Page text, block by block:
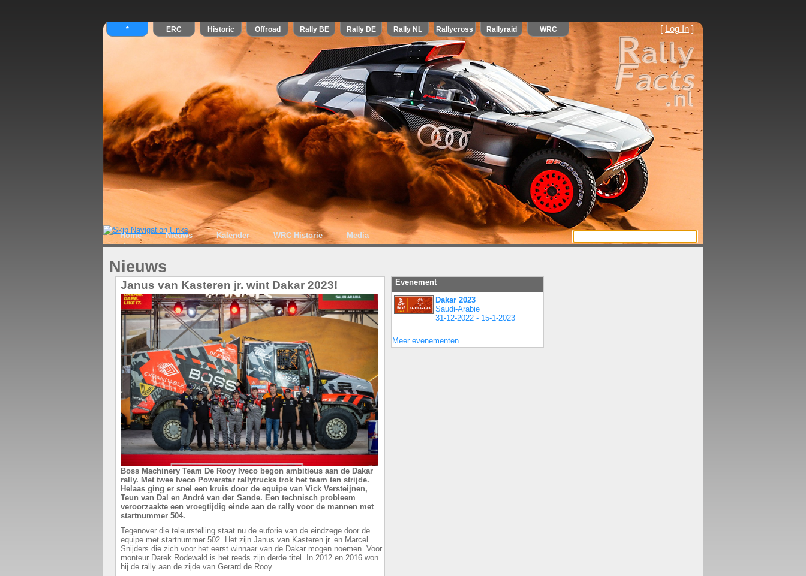
[ Log In ]
Home Nieuws Kalender WRC Historie Media
Nieuws
Janus van Kasteren jr. wint Dakar 2023!
Boss Machinery Team De Rooy Iveco begon ambitieus aan de Dakar
rally. Met twee Iveco Powerstar rallytrucks trok het team ten strijde.
Helaas ging er snel een kruis door de equipe van Vick Versteijnen,
Teun van Dal en André van der Sande. Een technisch probleem
veroorzaakte een vroegtijdig einde aan de rally voor de mannen met
startnummer 504.
Tegenover die teleurstelling staat nu de euforie van de eindzege door de
equipe met startnummer 502. Het zijn Janus van Kasteren jr. en Marcel
Snijders die zich voor het eerst winnaar van de Dakar mogen noemen. Voor
monteur Darek Rodewald is het reeds zijn derde titel. In 2012 en 2016 won
hij de rally aan de zijde van Gerard de Rooy.
Evenement
Dakar 2023
Saudi-Arabie
31-12-2022 - 15-1-2023
Meer evenementen ...